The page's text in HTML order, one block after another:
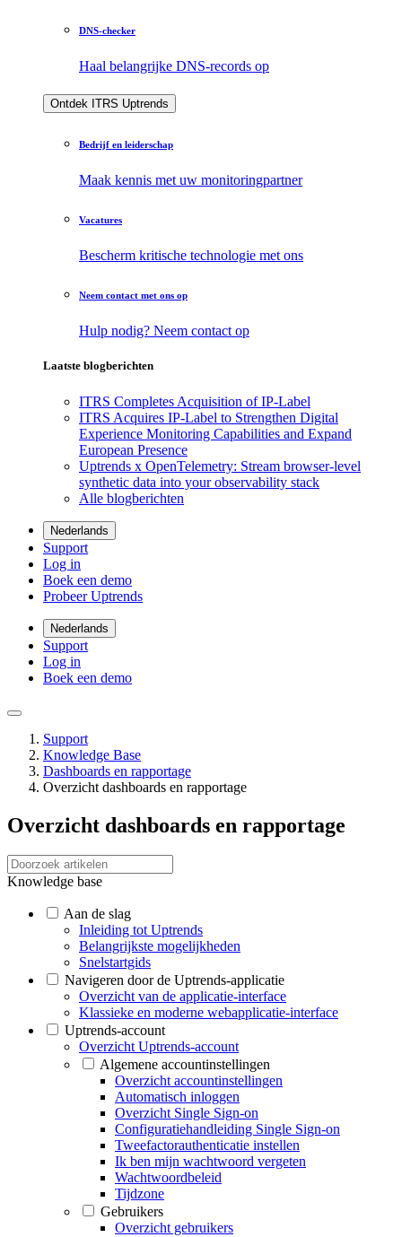
DNS-checker
Haal belangrijke DNS-records op
Ontdek ITRS Uptrends
Bedrijf en leiderschap
Maak kennis met uw monitoringpartner
Vacatures
Bescherm kritische technologie met ons
Neem contact met ons op
Hulp nodig? Neem contact op
Laatste blogberichten
ITRS Completes Acquisition of IP-Label
ITRS Acquires IP-Label to Strengthen Digital
Experience Monitoring Capabilities and Expand
European Presence
Uptrends x OpenTelemetry: Stream browser-level
synthetic data into your observability stack
Alle blogberichten
Nederlands
Support
Log in
Boek een demo
Probeer Uptrends
Nederlands
Support
Log in
Boek een demo
Support
Knowledge Base
Dashboards en rapportage
Overzicht dashboards en rapportage
Overzicht dashboards en rapportage
Knowledge base
Aan de slag
Inleiding tot Uptrends
Belangrijkste mogelijkheden
Snelstartgids
Navigeren door de Uptrends-applicatie
Overzicht van de applicatie-interface
Klassieke en moderne webapplicatie-interface
Uptrends-account
Overzicht Uptrends-account
Algemene accountinstellingen
Overzicht accountinstellingen
Automatisch inloggen
Overzicht Single Sign-on
Configuratiehandleiding Single Sign-on
Tweefactorauthenticatie instellen
Ik ben mijn wachtwoord vergeten
Wachtwoordbeleid
Tijdzone
Gebruikers
Overzicht gebruikers